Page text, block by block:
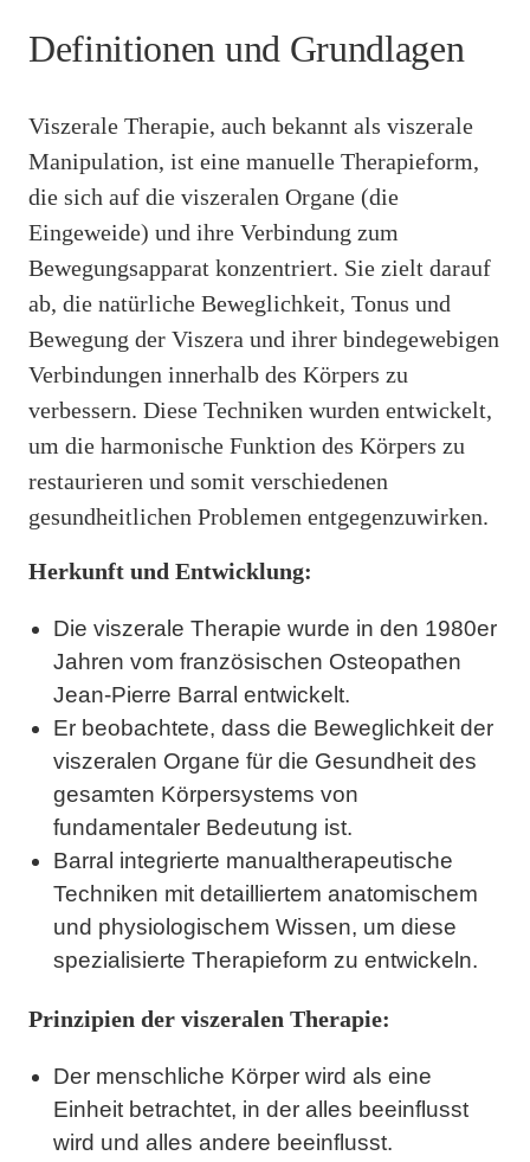
Definitionen und Grundlagen
Viszerale Therapie, auch bekannt als viszerale
Manipulation, ist eine manuelle Therapieform,
die sich auf die viszeralen Organe (die
Eingeweide) und ihre Verbindung zum
Bewegungsapparat konzentriert. Sie zielt darauf
ab, die natürliche Beweglichkeit, Tonus und
Bewegung der Viszera und ihrer bindegewebigen
Verbindungen innerhalb des Körpers zu
verbessern. Diese Techniken wurden entwickelt,
um die harmonische Funktion des Körpers zu
restaurieren und somit verschiedenen
gesundheitlichen Problemen entgegenzuwirken.
Herkunft und Entwicklung:
Die viszerale Therapie wurde in den 1980er
Jahren vom französischen Osteopathen
Jean-Pierre Barral entwickelt.
Er beobachtete, dass die Beweglichkeit der
viszeralen Organe für die Gesundheit des
gesamten Körpersystems von
fundamentaler Bedeutung ist.
Barral integrierte manualtherapeutische
Techniken mit detailliertem anatomischem
und physiologischem Wissen, um diese
spezialisierte Therapieform zu entwickeln.
Prinzipien der viszeralen Therapie:
Der menschliche Körper wird als eine
Einheit betrachtet, in der alles beeinflusst
wird und alles andere beeinflusst.